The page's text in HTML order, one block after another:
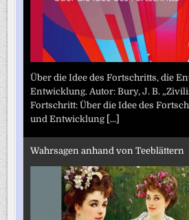
Über die Idee des Fortschritts, die
Entwicklung. Autor: Bury, J. B.
Fortschritt: Über die Idee des
und Entwicklung [...]
Wahrsagen anhand von Teeblättern